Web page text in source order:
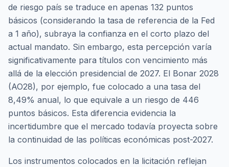
de riesgo país se traduce en apenas 132 puntos
básicos (considerando la tasa de referencia de la Fed
a 1 año), subraya la confianza en el corto plazo del
actual mandato. Sin embargo, esta percepción varía
significativamente para títulos con vencimiento más
allá de la elección presidencial de 2027. El Bonar 2028
(AO28), por ejemplo, fue colocado a una tasa del
8,49% anual, lo que equivale a un riesgo de 446
puntos básicos. Esta diferencia evidencia la
incertidumbre que el mercado todavía proyecta sobre
la continuidad de las políticas económicas post-2027.
Los instrumentos colocados en la licitación reflejan